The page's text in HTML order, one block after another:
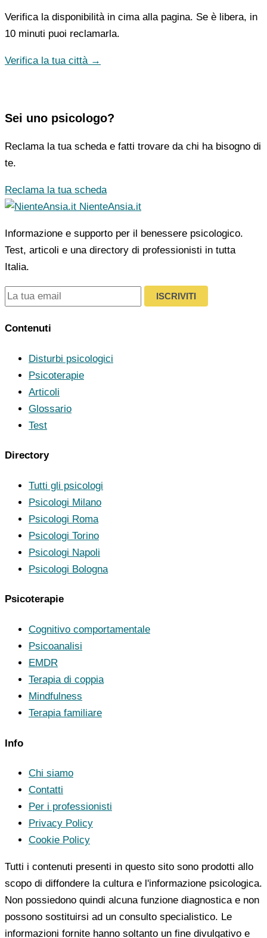
Verifica la disponibilità in cima alla pagina. Se è libera, in
10 minuti puoi reclamarla.
Verifica la tua città →
Sei uno psicologo?
Reclama la tua scheda e fatti trovare da chi ha bisogno di
te.
Reclama la tua scheda
NienteAnsia.it
Informazione e supporto per il benessere psicologico.
Test, articoli e una directory di professionisti in tutta
Italia.
ISCRIVITI
Contenuti
Disturbi psicologici
Psicoterapie
Articoli
Glossario
Test
Directory
Tutti gli psicologi
Psicologi Milano
Psicologi Roma
Psicologi Torino
Psicologi Napoli
Psicologi Bologna
Psicoterapie
Cognitivo comportamentale
Psicoanalisi
EMDR
Terapia di coppia
Mindfulness
Terapia familiare
Info
Chi siamo
Contatti
Per i professionisti
Privacy Policy
Cookie Policy
Tutti i contenuti presenti in questo sito sono prodotti allo
scopo di diffondere la cultura e l'informazione psicologica.
Non possiedono quindi alcuna funzione diagnostica e non
possono sostituirsi ad un consulto specialistico. Le
informazioni fornite hanno soltanto un fine divulgativo e